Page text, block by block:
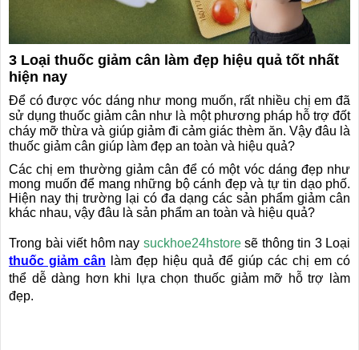
3 Loại thuốc giảm cân làm đẹp hiệu quả tốt nhất
hiện nay
Để có được vóc dáng như mong muốn, rất nhiều chị em đã
sử dụng thuốc giảm cân như là một phương pháp hỗ trợ đốt
cháy mỡ thừa và giúp giảm đi cảm giác thèm ăn. Vậy đâu là
thuốc giảm cân giúp làm đẹp an toàn và hiệu quả?
Các chị em thường giảm cân để có một vóc dáng đẹp như
mong muốn để mang những bộ cánh đẹp và tự tin dạo phố.
Hiện nay thị trường lại có đa dạng các sản phẩm giảm cân
khác nhau, vậy đâu là sản phẩm an toàn và hiệu quả?
Trong bài viết hôm nay suckhoe24hstore sẽ thông tin 3 Loại
thuốc giảm cân làm đẹp hiệu quả để giúp các chị em có
thể dễ dàng hơn khi lựa chọn thuốc giảm mỡ hỗ trợ làm
đẹp.
❅ ❆